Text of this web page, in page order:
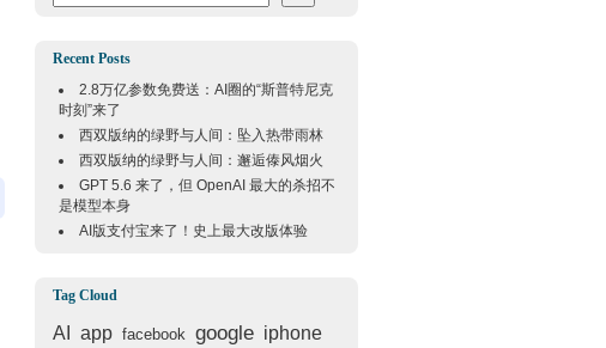
Recent Posts
2.8万亿参数免费送：AI圈的“斯普特尼克
时刻”来了
西双版纳的绿野与人间：坠入热带雨林
西双版纳的绿野与人间：邂逅傣风烟火
GPT 5.6 来了，但 OpenAI 最大的杀招不
是模型本身
AI版支付宝来了！史上最大改版体验
Tag Cloud
AI app facebook google iphone